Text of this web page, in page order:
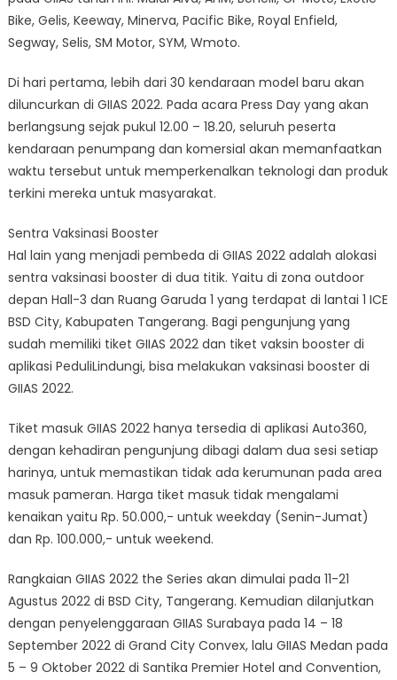
Bike, Gelis, Keeway, Minerva, Pacific Bike, Royal Enfield,
Segway, Selis, SM Motor, SYM, Wmoto.
Di hari pertama, lebih dari 30 kendaraan model baru akan
diluncurkan di GIIAS 2022. Pada acara Press Day yang akan
berlangsung sejak pukul 12.00 – 18.20, seluruh peserta
kendaraan penumpang dan komersial akan memanfaatkan
waktu tersebut untuk memperkenalkan teknologi dan produk
terkini mereka untuk masyarakat.
Sentra Vaksinasi Booster
Hal lain yang menjadi pembeda di GIIAS 2022 adalah alokasi
sentra vaksinasi booster di dua titik. Yaitu di zona outdoor
depan Hall-3 dan Ruang Garuda 1 yang terdapat di lantai 1 ICE
BSD City, Kabupaten Tangerang. Bagi pengunjung yang
sudah memiliki tiket GIIAS 2022 dan tiket vaksin booster di
aplikasi PeduliLindungi, bisa melakukan vaksinasi booster di
GIIAS 2022.
Tiket masuk GIIAS 2022 hanya tersedia di aplikasi Auto360,
dengan kehadiran pengunjung dibagi dalam dua sesi setiap
harinya, untuk memastikan tidak ada kerumunan pada area
masuk pameran. Harga tiket masuk tidak mengalami
kenaikan yaitu Rp. 50.000,- untuk weekday (Senin-Jumat)
dan Rp. 100.000,- untuk weekend.
Rangkaian GIIAS 2022 the Series akan dimulai pada 11-21
Agustus 2022 di BSD City, Tangerang. Kemudian dilanjutkan
dengan penyelenggaraan GIIAS Surabaya pada 14 – 18
September 2022 di Grand City Convex, lalu GIIAS Medan pada
5 – 9 Oktober 2022 di Santika Premier Hotel and Convention,